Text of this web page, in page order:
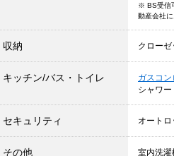
※ BS受信
動産会社
収納 クロー
キッチン/バス・トイレ ガスコン
シャワー
セキュリティ オートロ
その他 室内洗濯